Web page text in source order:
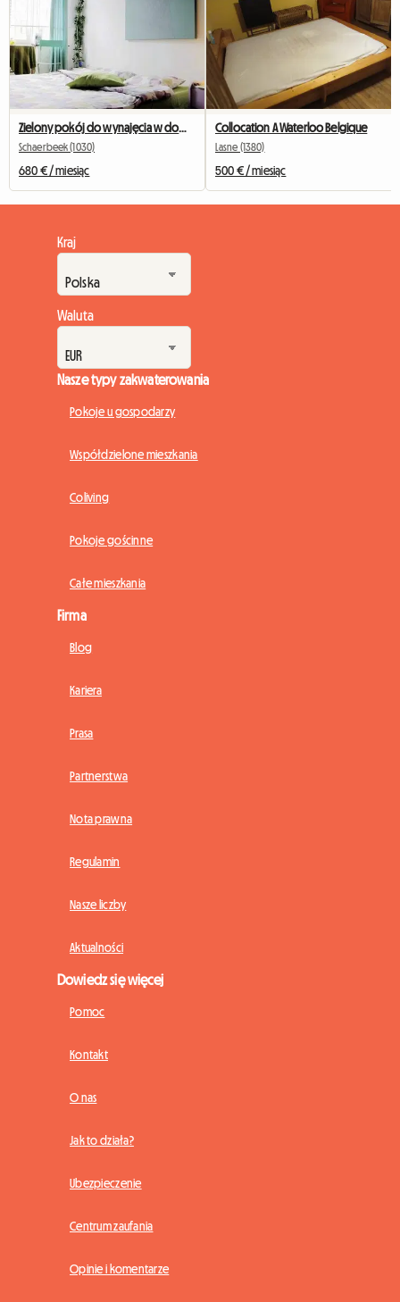
Zielony pokój do wynajęcia w domu w Brukseli
Schaerbeek (1030)
680 € / miesiąc
Collocation A Waterloo Belgique
Lasne (1380)
500 € / miesiąc
Kraj
Waluta
Nasze typy zakwaterowania
Pokoje u gospodarzy
Współdzielone mieszkania
Coliving
Pokoje gościnne
Całe mieszkania
Firma
Blog
Kariera
Prasa
Partnerstwa
Nota prawna
Regulamin
Nasze liczby
Aktualności
Dowiedz się więcej
Pomoc
Kontakt
O nas
Jak to działa?
Ubezpieczenie
Centrum zaufania
Opinie i komentarze